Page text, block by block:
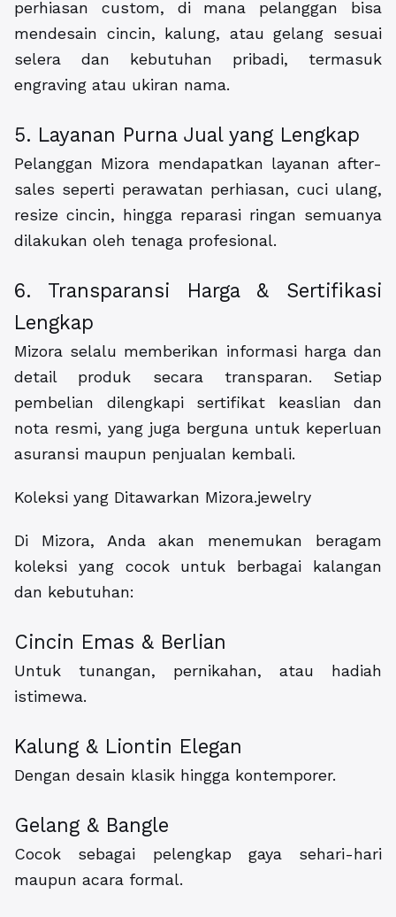
perhiasan custom, di mana pelanggan bisa
mendesain cincin, kalung, atau gelang sesuai
selera dan kebutuhan pribadi, termasuk
engraving atau ukiran nama.
5. Layanan Purna Jual yang Lengkap
Pelanggan Mizora mendapatkan layanan after-
sales seperti perawatan perhiasan, cuci ulang,
resize cincin, hingga reparasi ringan semuanya
dilakukan oleh tenaga profesional.
6. Transparansi Harga & Sertifikasi
Lengkap
Mizora selalu memberikan informasi harga dan
detail produk secara transparan. Setiap
pembelian dilengkapi sertifikat keaslian dan
nota resmi, yang juga berguna untuk keperluan
asuransi maupun penjualan kembali.
Koleksi yang Ditawarkan Mizora.jewelry
Di Mizora, Anda akan menemukan beragam
koleksi yang cocok untuk berbagai kalangan
dan kebutuhan:
Cincin Emas & Berlian
Untuk tunangan, pernikahan, atau hadiah
istimewa.
Kalung & Liontin Elegan
Dengan desain klasik hingga kontemporer.
Gelang & Bangle
Cocok sebagai pelengkap gaya sehari-hari
maupun acara formal.